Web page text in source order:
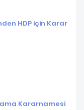
HDP için Karar
Kararnamesi